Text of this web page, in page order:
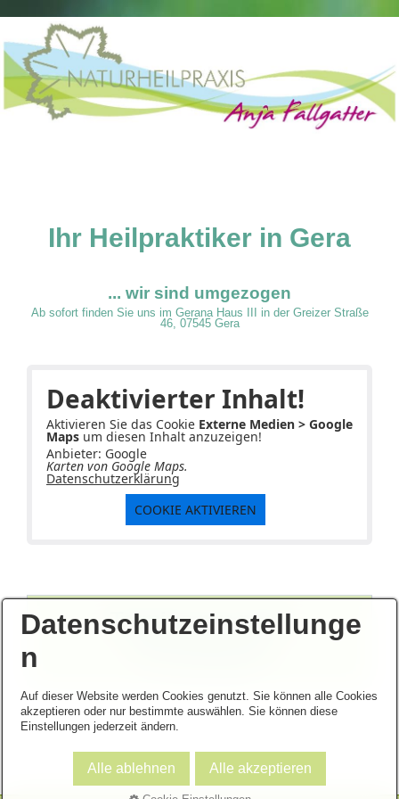
Ihr Heilpraktiker in Gera
... wir sind umgezogen
Ab sofort finden Sie uns im Gerana Haus III in der Greizer Straße
46, 07545 Gera
Deaktivierter Inhalt!
Aktivieren Sie das Cookie Externe Medien > Google
Maps um diesen Inhalt anzuzeigen!
Anbieter: Google
Karten von Google Maps.
Datenschutzerklärung
COOKIE AKTIVIEREN
Termine nur nach
Heilpraktiker in Gera
Datenschutzeinstellunge
n
Auf dieser Website werden Cookies genutzt. Sie können alle Cookies
akzeptieren oder nur bestimmte auswählen. Sie können diese
Einstellungen jederzeit ändern.
Alle ablehnen Alle akzeptieren